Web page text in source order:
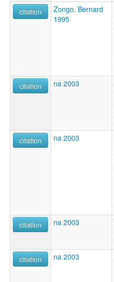
citation
Zongo, Bernard
1995
citation
na 2003
citation
na 2003
citation
na 2003
citation
na 2003